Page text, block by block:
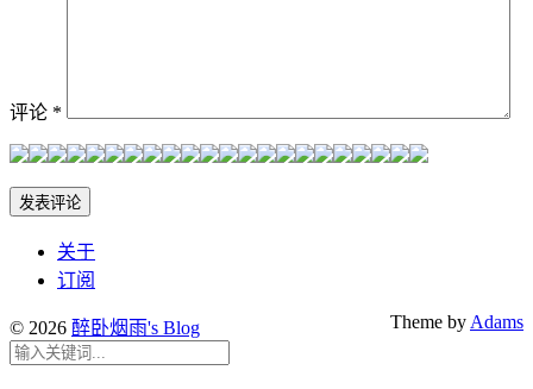
评论 *
关于
订阅
© 2026 醉卧烟雨's Blog Theme by Adams